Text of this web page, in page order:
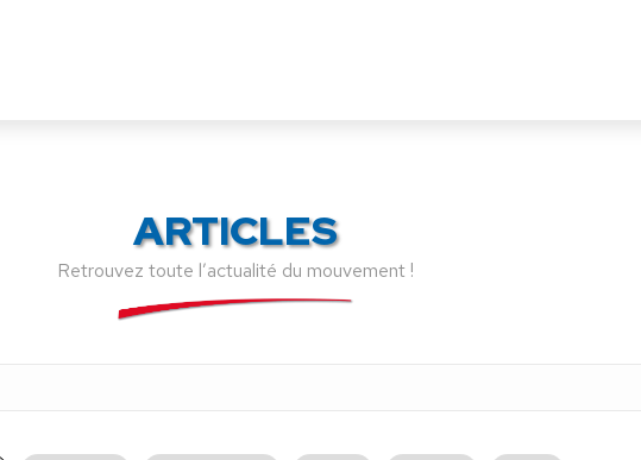
ARTICLES
Retrouvez toute l’actualité du mouvement !